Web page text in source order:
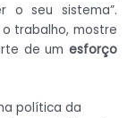
o seu sistema”.
trabalho, mostre
de um esforço
política da